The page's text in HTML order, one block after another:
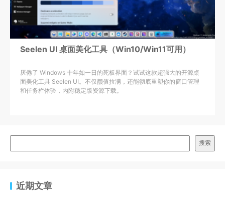
Seelen UI 桌面美化工具（Win10/Win11可用）
厌倦了 Windows 十年如一日的死板界面？试试这款超强大的开源桌
面美化工具 Seelen UI。不仅颜值拉满，还能彻底重塑你的窗口管理
和任务栏体验，内附稳定版资源下载。
搜索
近期文章